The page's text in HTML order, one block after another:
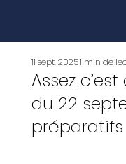
Assez
du 22
préparatifs
11 sept. 20251 min de